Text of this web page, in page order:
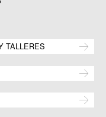
TALLERES